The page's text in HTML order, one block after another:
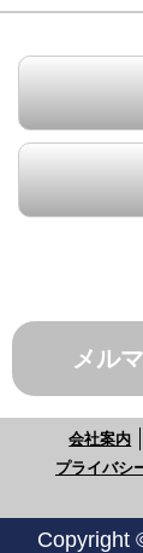
メル
会社案内
プライバシ
Copyright